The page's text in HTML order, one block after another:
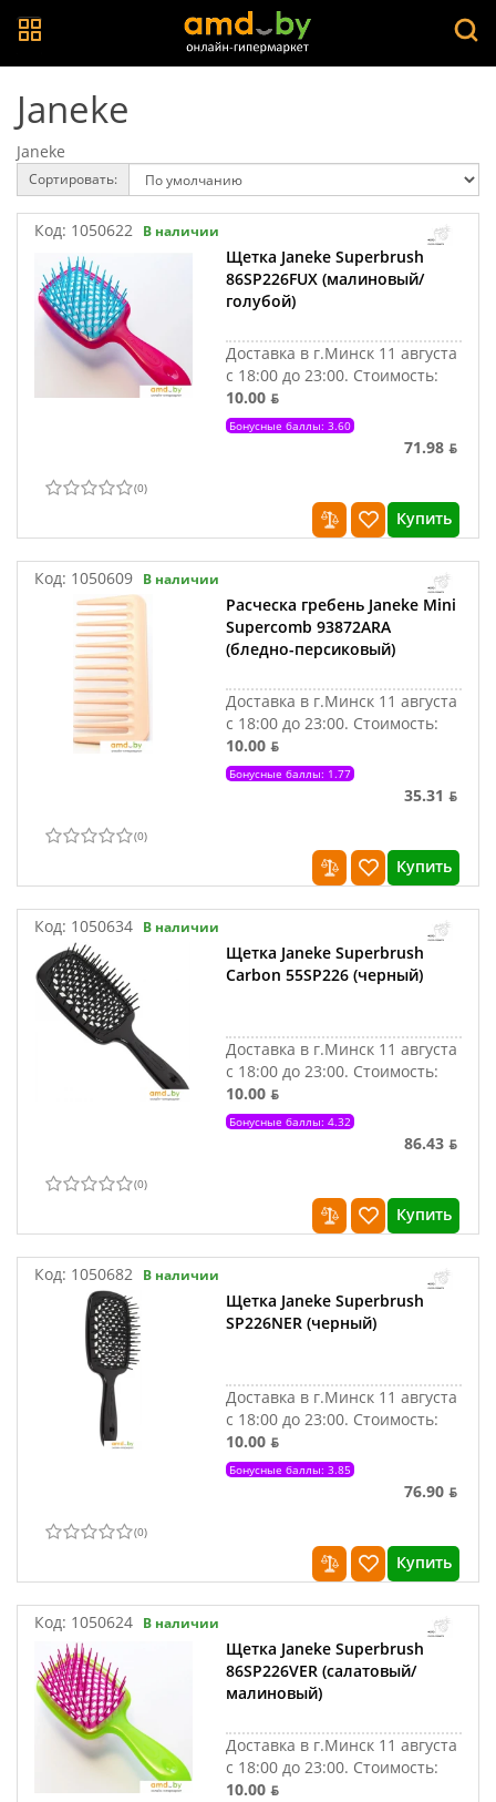
Janeke
Janeke
Сортировать:
Код: 1050622 В наличии
Щетка Janeke Superbrush
86SP226FUX (малиновый/
голубой)
Доставка в г.Минск 11 августа
с 18:00 до 23:00. Стоимость:
10.00 ƃ
Бонусные баллы: 3.60
71.98 ƃ
(0)
Купить
Код: 1050609 В наличии
Расческа гребень Janeke Mini
Supercomb 93872ARA
(бледно-персиковый)
Доставка в г.Минск 11 августа
с 18:00 до 23:00. Стоимость:
10.00 ƃ
Бонусные баллы: 1.77
35.31 ƃ
(0)
Купить
Код: 1050634 В наличии
Щетка Janeke Superbrush
Carbon 55SP226 (черный)
Доставка в г.Минск 11 августа
с 18:00 до 23:00. Стоимость:
10.00 ƃ
Бонусные баллы: 4.32
86.43 ƃ
(0)
Купить
Код: 1050682 В наличии
Щетка Janeke Superbrush
SP226NER (черный)
Доставка в г.Минск 11 августа
с 18:00 до 23:00. Стоимость:
10.00 ƃ
Бонусные баллы: 3.85
76.90 ƃ
(0)
Купить
Код: 1050624 В наличии
Щетка Janeke Superbrush
86SP226VER (салатовый/
малиновый)
Доставка в г.Минск 11 августа
с 18:00 до 23:00. Стоимость:
10.00 ƃ